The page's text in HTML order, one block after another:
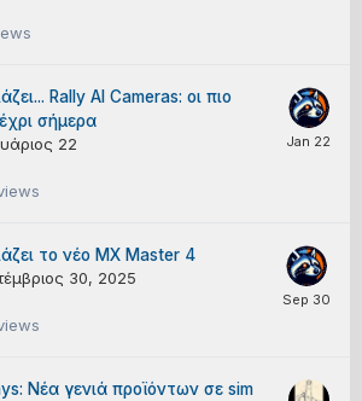
Rally AI Cameras: οι πιο
σήμερα
22
το νέο MX Master 4
30, 2025
Νέα γενιά προϊόντων σε sim